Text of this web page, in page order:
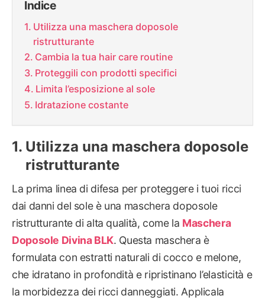
Indice
Utilizza una maschera doposole
ristrutturante
Cambia la tua hair care routine
Proteggili con prodotti specifici
Limita l’esposizione al sole
Idratazione costante
Utilizza una maschera doposole
ristrutturante
La prima linea di difesa per proteggere i tuoi ricci
dai danni del sole è una maschera doposole
ristrutturante di alta qualità, come la Maschera
Doposole Divina BLK. Questa maschera è
formulata con estratti naturali di cocco e melone,
che idratano in profondità e ripristinano l’elasticità e
la morbidezza dei ricci danneggiati. Applicala